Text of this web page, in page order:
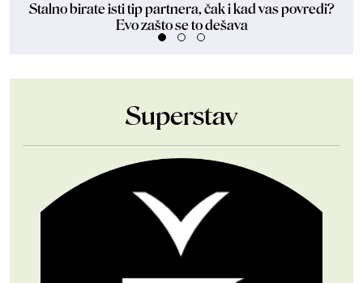
Stalno birate isti tip partnera, čak i kad vas povredi?
Evo zašto se to dešava
Superstav